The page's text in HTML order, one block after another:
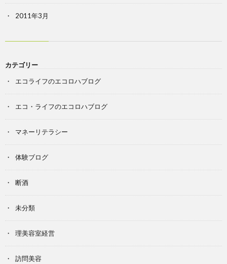
2011年3月
カテゴリー
エコライフのエコロハブログ
エコ・ライフのエコロハブログ
マネーリテラシー
体験ブログ
断酒
未分類
理美容室経営
訪問美容